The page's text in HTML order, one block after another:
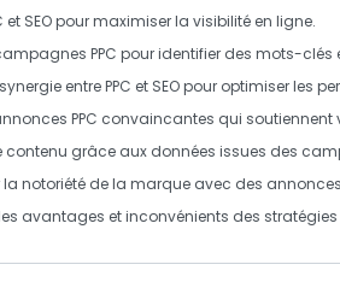
et SEOpour maximiser la visibilité en ligne.
PPC pour identifier des mots-clés
entrePPC et SEOpour optimiser les
PPC convaincantes qui soutiennent
contenu grâce aux données issues des
notoriété de la marque avec des
avantages et inconvénients des stratégies